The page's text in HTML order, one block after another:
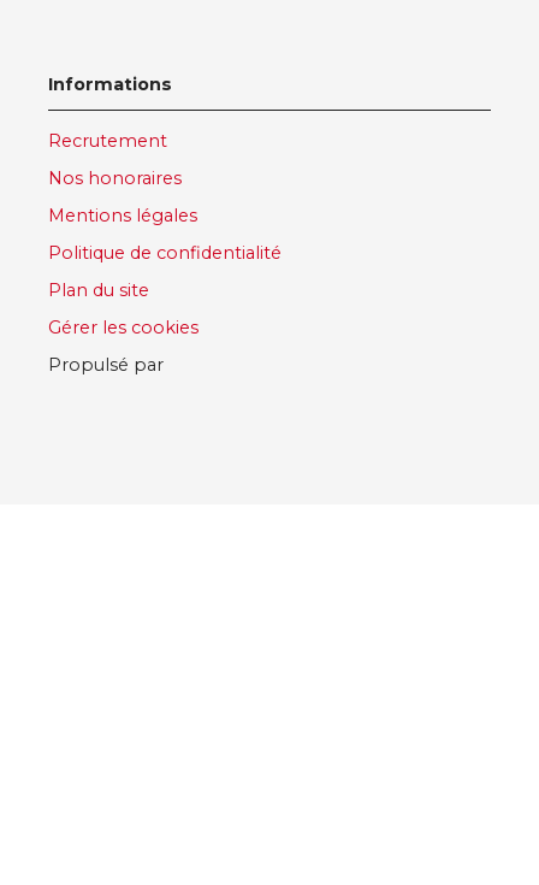
Informations
Recrutement
Nos honoraires
Mentions légales
Politique de confidentialité
Plan du site
Gérer les cookies
Propulsé par